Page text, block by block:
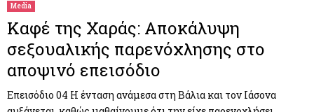
Media
Καφέ της Χαράς: Αποκάλυψη
σεξουαλικής παρενόχλησης στο
αποψινό επεισόδιο
Επεισόδιο 04 Η ένταση ανάμεσα στη Βάλια και τον Ιάσονα